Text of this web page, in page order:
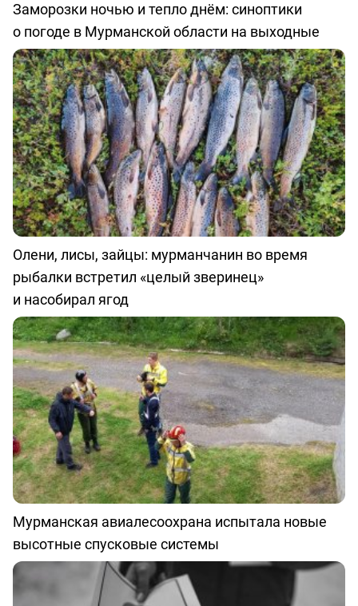
Заморозки ночью и тепло днём: синоптики
о погоде в Мурманской области на выходные
Олени, лисы, зайцы: мурманчанин во время
рыбалки встретил «целый зверинец»
и насобирал ягод
Мурманская авиалесоохрана испытала новые
высотные спусковые системы